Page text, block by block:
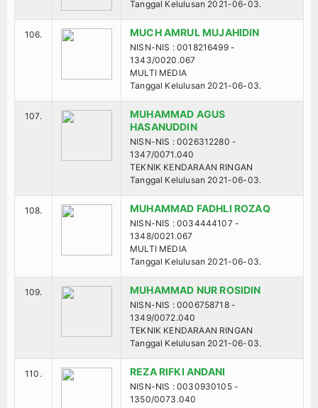
Tanggal Kelulusan 2021-06-03.
106. MUCH AMRUL MUJAHIDIN
NISN-NIS : 0018216499 -
1343/0020.067
MULTI MEDIA
Tanggal Kelulusan 2021-06-03.
107.
MUHAMMAD AGUS
HASANUDDIN
NISN-NIS : 0026312280 -
1347/0071.040
TEKNIK KENDARAAN RINGAN
Tanggal Kelulusan 2021-06-03.
108. MUHAMMAD FADHLI ROZAQ
NISN-NIS : 0034444107 -
1348/0021.067
MULTI MEDIA
Tanggal Kelulusan 2021-06-03.
109. MUHAMMAD NUR ROSIDIN
NISN-NIS : 0006758718 -
1349/0072.040
TEKNIK KENDARAAN RINGAN
Tanggal Kelulusan 2021-06-03.
110. REZA RIFKI ANDANI
NISN-NIS : 0030930105 -
1350/0073.040